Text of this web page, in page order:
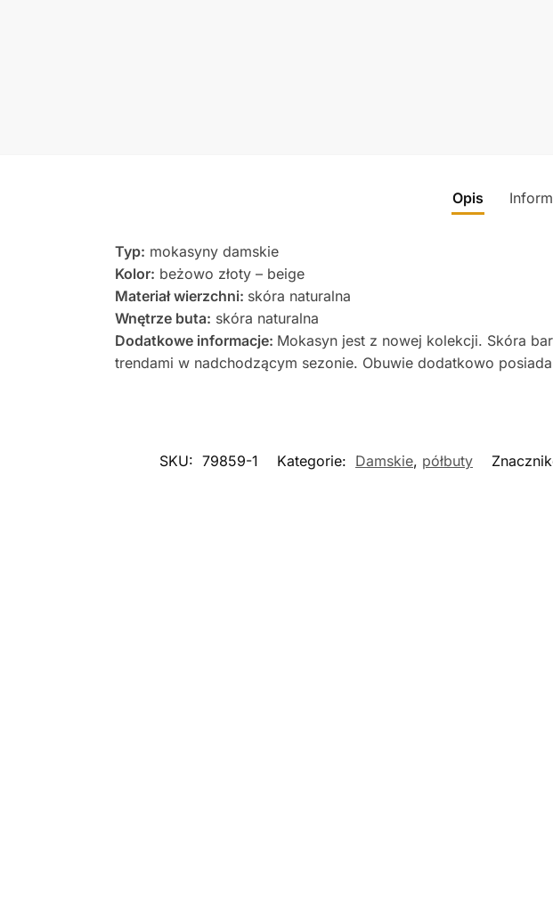
Opis
Typ: mokasyny damskie
Kolor: beżowo złoty – beige
Materiał wierzchni: skóra naturalna
Wnętrze buta: skóra naturalna
Dodatkowe informacje: Mokasyn jest z nowej kolekcji. Skóra
trendami w nadchodzącym sezonie. Obuwie dodatkowo
SKU: 79859-1 Kategorie: Damskie, półbuty